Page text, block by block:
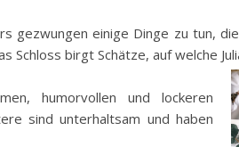
gezwungen einige Dinge zu tun,
Schloss birgt Schätze, auf welche
humorvollen und lockeren
sind unterhaltsam und haben